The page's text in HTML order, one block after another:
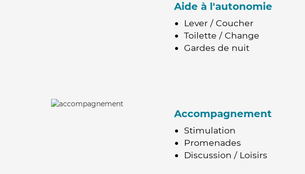
Aide à l'autonomie
Lever / Coucher
Toilette / Change
Gardes de nuit
Accompagnement
Stimulation
Promenades
Discussion / Loisirs